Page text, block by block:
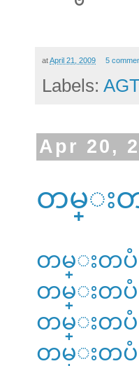
atApril 21, 2009 5
Labels:
Apr 20,
တမ္း
တမ္းတပံု
တမ္းတပံု
တမ္းတပံု
တမ္းတပံု